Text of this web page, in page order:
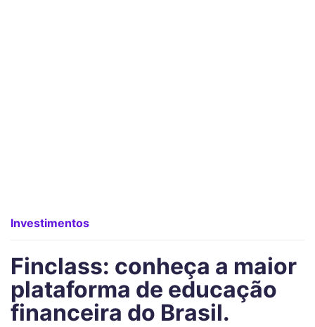
Investimentos
Finclass: conheça a maior
plataforma de educação
financeira do Brasil.